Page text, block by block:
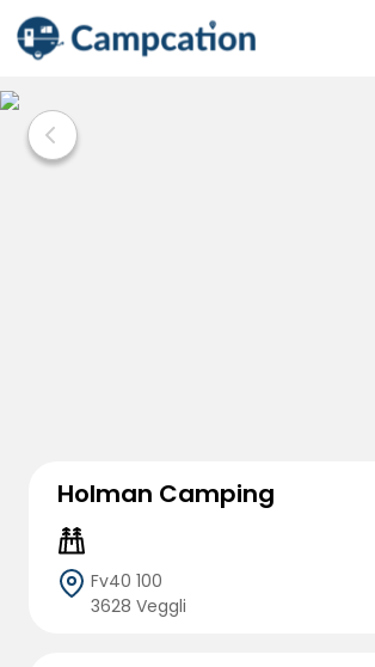
Holman Camping
Fv40 100
3628 Veggli